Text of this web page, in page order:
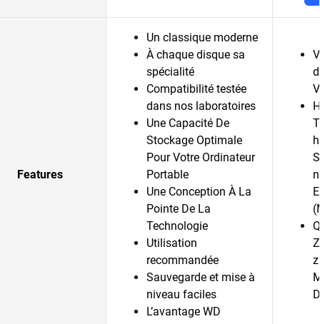
Features
Un classique moderne
À chaque disque sa
spécialité
Compatibilité testée
dans nos laboratoires
Une Capacité De
Stockage Optimale
Pour Votre Ordinateur
Portable
Une Conception À La
Pointe De La
Technologie
Utilisation
recommandée
Sauvegarde et mise à
niveau faciles
L’avantage WD